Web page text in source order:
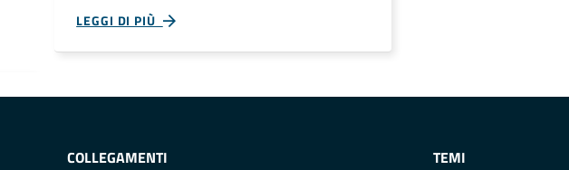
LEGGI DI PIÙ
COLLEGAMENTI
TEMI